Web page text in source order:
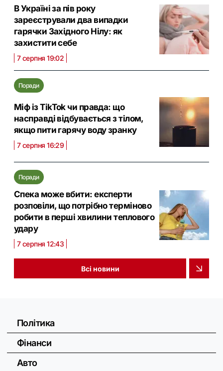
В Україні за пів року
зареєстрували два випадки
гарячки Західного Нілу: як
захистити себе
7 серпня 19:02
Поради
Міф із TikTok чи правда: що
насправді відбувається з тілом,
якщо пити гарячу воду зранку
7 серпня 16:29
Поради
Спека може вбити: експерти
розповіли, що потрібно терміново
робити в перші хвилини теплового
удару
7 серпня 12:43
Всі новини
Політика
Фінанси
Авто